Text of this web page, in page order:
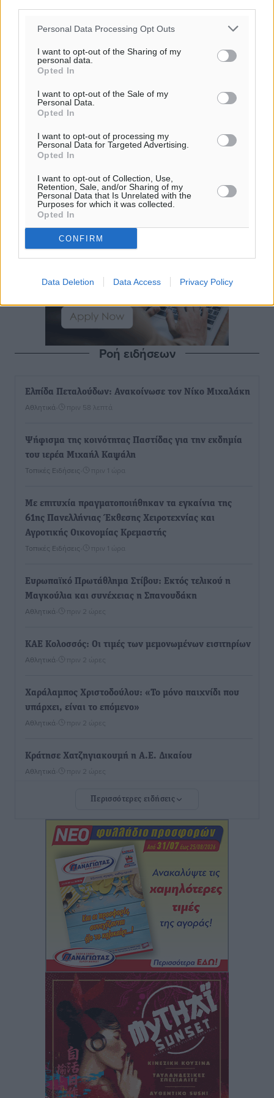
Personal Data Processing Opt Outs
I want to opt-out of the Sharing of my
personal data.
Opted In
I want to opt-out of the Sale of my
Personal Data.
Opted In
I want to opt-out of processing my
Personal Data for Targeted Advertising.
Opted In
I want to opt-out of Collection, Use,
Retention, Sale, and/or Sharing of my
Personal Data that Is Unrelated with the
Purposes for which it was collected.
Opted In
CONFIRM
Data Deletion Data Access Privacy Policy
Ροή ειδήσεων
Ελπίδα Πεταλούδων: Ανακοίνωσε τον Νίκο Μιχαλάκη
Αθλητικά πριν 58 λεπτά
Ψήφισμα της κοινότητας Παστίδας για την εκδημία
του ιερέα Μιχαήλ Καψάλη
Τοπικές Ειδήσεις πριν 1 ώρα
Με επιτυχία πραγματοποιήθηκαν τα εγκαίνια της
61ης Πανελλήνιας Έκθεσης Χειροτεχνίας και
Αγροτικής Οικονομίας Κρεμαστής
Τοπικές Ειδήσεις πριν 1 ώρα
Ευρωπαϊκό Πρωτάθλημα Στίβου: Εκτός τελικού η
Μαγκούλια και συνέχειας η Σπανουδάκη
Αθλητικά πριν 2 ώρες
ΚΑΕ Κολοσσός: Οι τιμές των μεμονωμένων εισιτηρίων
Αθλητικά πριν 2 ώρες
Χαράλαμπος Χριστοδούλου: «Το μόνο παιχνίδι που
υπάρχει, είναι το επόμενο»
Αθλητικά πριν 2 ώρες
Κράτησε Χατζηγιακουμή η Α.Ε. Δικαίου
Αθλητικά πριν 2 ώρες
Ιπποκράτης: Ανακοίνωσε την Cvetanka Dimova
Αθλητικά• πριν 2 ώρες
Διαγόρας: Ανανέωσαν Φράγκος και Ζάρας, τέλος ο
Μιχαλάκης
πριν 2 ώρες
Α.Σ. Ρόδος: «Ελάφι» ο Γιώργος Καμπούρης
πριν 2 ώρες
Αθλητική Ακαδημία: Η πρώτη συνάντηση και ο
σχεδιασμός της νέας χρονιά
Loutraki K19 Finals: Στην 3η θέση οι Νίκος
Κατσογριδάκης και Ντάνιελ Πιέτρι
• πριν 2 ώρες
LFC ΑΣΤΙΡ Ιαλυσού: Μετεγγραφική «βόμβα» με την
Περισσότερες ειδήσεις